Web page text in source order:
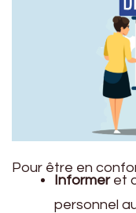
Pour être en
Informeret
personnel